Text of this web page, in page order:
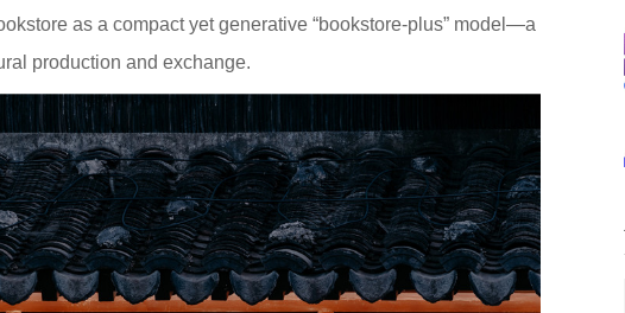
as a compact yet generative “bookstore-plus” model—a
production and exchange.